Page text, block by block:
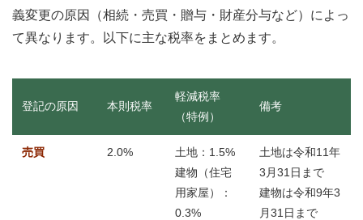
義変更の原因（相続・売買・贈与・財産分与など）によっ
て異なります。以下に主な税率をまとめます。
登記の原因 本則税率
軽減税率
（特例）
備考
売買 2.0%
土地：1.5%
建物（住宅
用家屋）：
0.3%
土地は令和11年
3月31日まで
建物は令和9年3
月31日まで